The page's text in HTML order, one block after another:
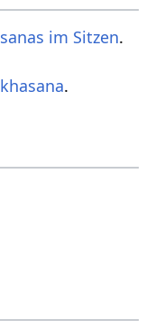
im Sitzen.
.